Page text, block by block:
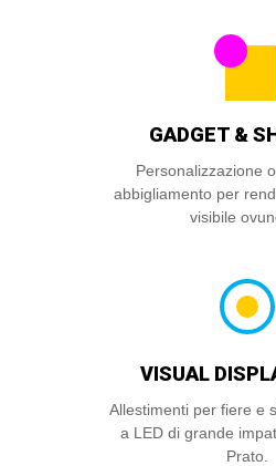
GADGET &
Personalizzazione
abbigliamento per
visibile
VISUAL
Allestimenti per fiere e
a LED di grande
Prato.